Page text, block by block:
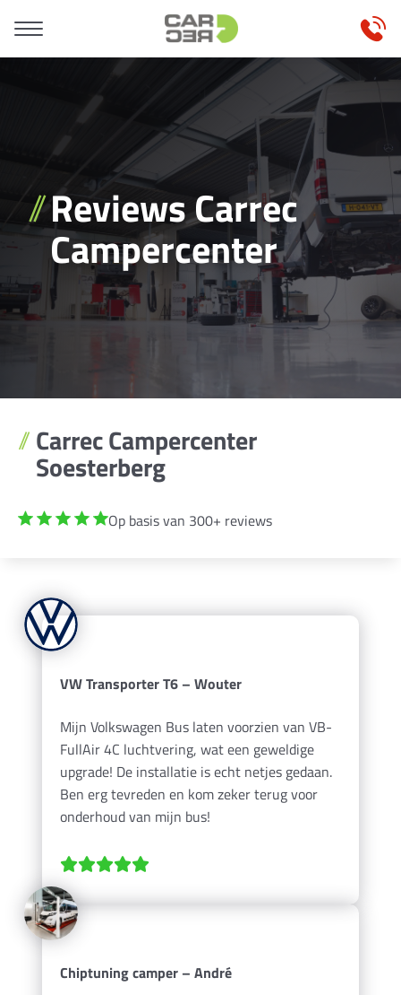
Reviews Carrec
Campercenter
Carrec Campercenter
Soesterberg
Op basis van 300+ reviews
VW Transporter T6 – Wouter
Mijn Volkswagen Bus laten voorzien van VB-
FullAir 4C luchtvering, wat een geweldige
upgrade! De installatie is echt netjes gedaan.
Ben erg tevreden en kom zeker terug voor
onderhoud van mijn bus!
Chiptuning camper – André